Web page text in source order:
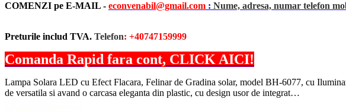
COMENZI pe E-MAIL - econvenabil@gmail.com : Nume, adresa, numar telefon
Preturile includ TVA. Telefon: +40747159999
Comanda Rapid fara cont, CLICK AICI!
Lampa Solara LED cu Efect Flacara, Felinar de Gradina solar, model BH-6077, cu
de versatila si avand o carcasa eleganta din plastic, cu design usor de integrat…